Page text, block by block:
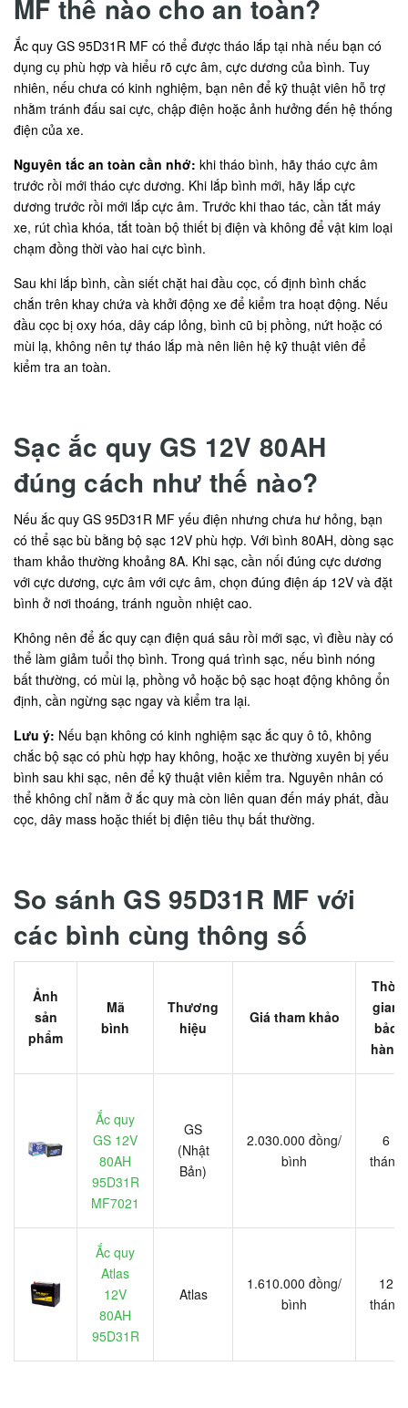
MF thế nào cho an toàn?
Ắc quy GS 95D31R MF có thể được tháo lắp tại nhà nếu bạn có
dụng cụ phù hợp và hiểu rõ cực âm, cực dương của bình. Tuy
nhiên, nếu chưa có kinh nghiệm, bạn nên để kỹ thuật viên hỗ trợ
nhằm tránh đấu sai cực, chập điện hoặc ảnh hưởng đến hệ thống
điện của xe.
Nguyên tắc an toàn cần nhớ: khi tháo bình, hãy tháo cực âm
trước rồi mới tháo cực dương. Khi lắp bình mới, hãy lắp cực
dương trước rồi mới lắp cực âm. Trước khi thao tác, cần tắt máy
xe, rút chìa khóa, tắt toàn bộ thiết bị điện và không để vật kim loại
chạm đồng thời vào hai cực bình.
Sau khi lắp bình, cần siết chặt hai đầu cọc, cố định bình chắc
chắn trên khay chứa và khởi động xe để kiểm tra hoạt động. Nếu
đầu cọc bị oxy hóa, dây cáp lỏng, bình cũ bị phồng, nứt hoặc có
mùi lạ, không nên tự tháo lắp mà nên liên hệ kỹ thuật viên để
kiểm tra an toàn.
Sạc ắc quy GS 12V 80AH
đúng cách như thế nào?
Nếu ắc quy GS 95D31R MF yếu điện nhưng chưa hư hỏng, bạn
có thể sạc bù bằng bộ sạc 12V phù hợp. Với bình 80AH, dòng sạc
tham khảo thường khoảng 8A. Khi sạc, cần nối đúng cực dương
với cực dương, cực âm với cực âm, chọn đúng điện áp 12V và đặt
bình ở nơi thoáng, tránh nguồn nhiệt cao.
Không nên để ắc quy cạn điện quá sâu rồi mới sạc, vì điều này có
thể làm giảm tuổi thọ bình. Trong quá trình sạc, nếu bình nóng
bất thường, có mùi lạ, phồng vỏ hoặc bộ sạc hoạt động không ổn
định, cần ngừng sạc ngay và kiểm tra lại.
Lưu ý: Nếu bạn không có kinh nghiệm sạc ắc quy ô tô, không
chắc bộ sạc có phù hợp hay không, hoặc xe thường xuyên bị yếu
bình sau khi sạc, nên để kỹ thuật viên kiểm tra. Nguyên nhân có
thể không chỉ nằm ở ắc quy mà còn liên quan đến máy phát, đầu
cọc, dây mass hoặc thiết bị điện tiêu thụ bất thường.
So sánh GS 95D31R MF với
các bình cùng thông số
Ảnh
sản
phẩm
Mã
bình
Thương
hiệu
Giá tham khảo
Thời
gian
bảo
hành
Ắc quy
GS 12V
80AH
95D31R
MF7021
GS
(Nhật
Bản)
2.030.000 đồng/
bình
6
tháng
Ắc quy
Atlas
12V
80AH
95D31R
Atlas
1.610.000 đồng/
bình
12
tháng